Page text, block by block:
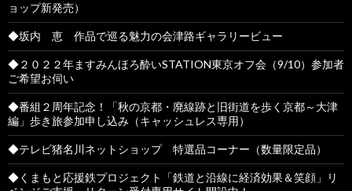
ョップ新発売）
◆坂内 恵 作品で巡る魅力の会津路ギャラリービュー
◆２０２２年ますみんほろ酔いSTATION東京オフ会（9/10）参加者
ご希望お伺い
◆番組２周年記念！「秋の京都・廃線跡と旧街道を歩く京都～大津
編」歩き旅参加申し込み（キャッシュレス専用）
◆テレビ猪名川ネットショップ 特選品コーナー（数量限定品）
◆くまもと応援鉄プロジェクト「鉄道と沿線に経済効果＆笑顔」リ